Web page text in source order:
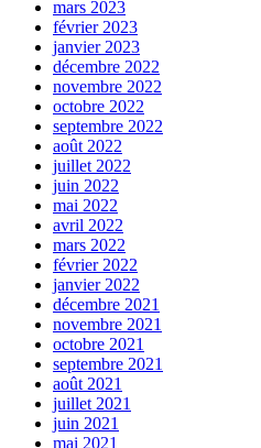
mars 2023
février 2023
janvier 2023
décembre 2022
novembre 2022
octobre 2022
septembre 2022
août 2022
juillet 2022
juin 2022
mai 2022
avril 2022
mars 2022
février 2022
janvier 2022
décembre 2021
novembre 2021
octobre 2021
septembre 2021
août 2021
juillet 2021
juin 2021
mai 2021